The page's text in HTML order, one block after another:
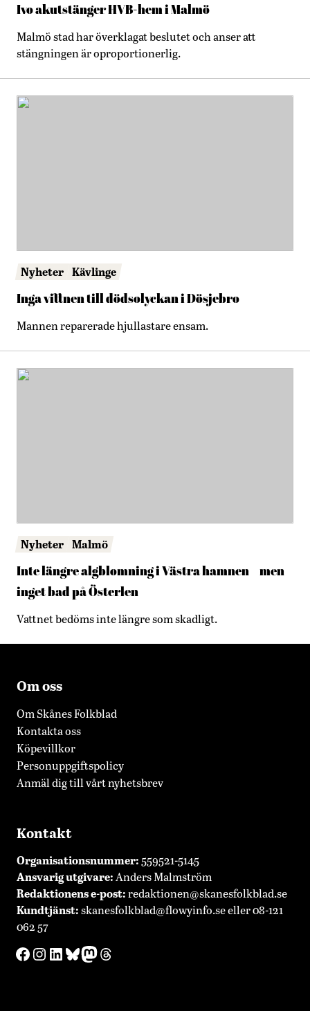
Ivo akutstänger HVB-hem i Malmö
Malmö stad har överklagat beslutet och anser att
stängningen är oproportionerlig.
Nyheter Kävlinge
Inga vittnen till dödsolyckan i Dösjebro
Mannen reparerade hjullastare ensam.
Nyheter Malmö
Inte längre algblomning i Västra hamnen – men
inget bad på Österlen
Vattnet bedöms inte längre som skadligt.
Om oss
Om Skånes Folkblad
Kontakta oss
Köpevillkor
Personuppgiftspolicy
Anmäl dig till vårt nyhetsbrev
Kontakt
Organisationsnummer: 559521-5145
Ansvarig utgivare: Anders Malmström
Redaktionense-post:redaktionen@skanesfolkblad.se
Kundtjänst:skanesfolkblad@flowyinfo.seeller 08-121
062 57
Facebook
Instagram
LinkedIn
Bluesky
Mastodon
Threads